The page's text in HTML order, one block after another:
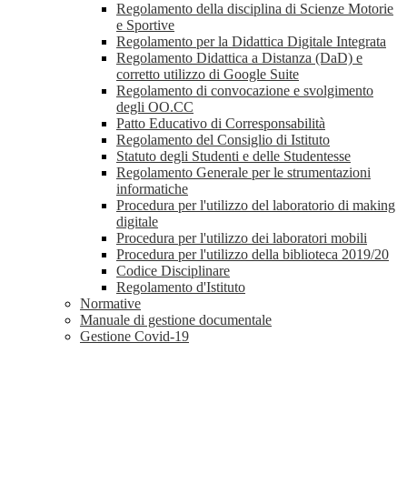
Regolamento della disciplina di Scienze Motorie
e Sportive
Regolamento per la Didattica Digitale Integrata
Regolamento Didattica a Distanza (DaD) e
corretto utilizzo di Google Suite
Regolamento di convocazione e svolgimento
degli OO.CC
Patto Educativo di Corresponsabilità
Regolamento del Consiglio di Istituto
Statuto degli Studenti e delle Studentesse
Regolamento Generale per le strumentazioni
informatiche
Procedura per l'utilizzo del laboratorio di making
digitale
Procedura per l'utilizzo dei laboratori mobili
Procedura per l'utilizzo della biblioteca 2019/20
Codice Disciplinare
Regolamento d'Istituto
Normative
Manuale di gestione documentale
Gestione Covid-19